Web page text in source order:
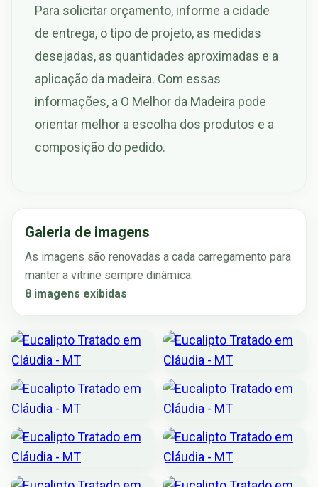
Para solicitar orçamento, informe a cidade
de entrega, o tipo de projeto, as medidas
desejadas, as quantidades aproximadas e a
aplicação da madeira. Com essas
informações, a O Melhor da Madeira pode
orientar melhor a escolha dos produtos e a
composição do pedido.
Galeria de imagens
As imagens são renovadas a cada carregamento para
manter a vitrine sempre dinâmica.
8 imagens exibidas